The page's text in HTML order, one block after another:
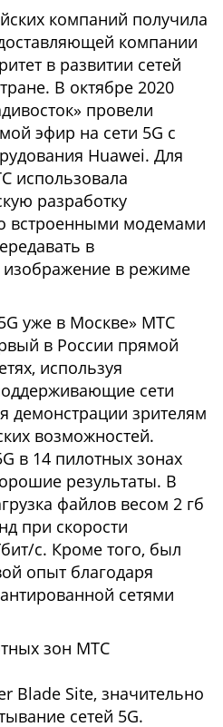
компаний получила
компании
в развитии сетей
В октябре 2020
провели
эфир на сети 5G с
Huawei. Для
использовала
разработку
встроенными модемами
в
в режиме
уже в Москве» МТС
в России прямой
используя
сети
демонстрации зрителям
возможностей.
в 14 пилотных зонах
результаты. В
файлов весом 2 гб
при скорости
с. Кроме того, был
опыт благодаря
сетями
зон МТС
Blade Site, значительно
сетей 5G.